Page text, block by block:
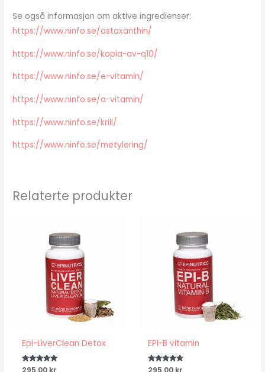
Se også informasjon om aktive ingredienser:
https://www.ninfo.se/astaxanthin/
https://www.ninfo.se/kopia-av-q10/
https://www.ninfo.se/e-vitamin/
https://www.ninfo.se/a-vitamin/
https://www.ninfo.se/krill/
https://www.ninfo.se/metylering/
Relaterte produkter
Epi-LiverClean Detox
Vurdert
295.00 kr
Detox
antall
EPI-B vitamin
Vurdert
295.00 kr
vitamin
antall